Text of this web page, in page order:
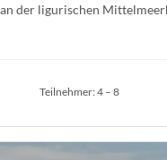
der ligurischen
Teilnehmer: 4 – 8